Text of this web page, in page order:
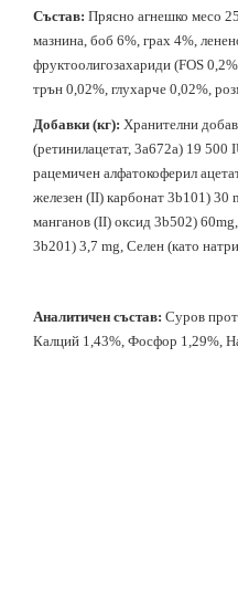
Състав: Прясно агнешко месо
мазнина, боб 6%, грах 4%,
фруктоолигозахариди (FOS
трън 0,02%, глухарче 0,02%,
Добавки (кг): Хранителни
(ретинилацетат, 3a672a) 19
рацемичен алфатокоферил
железен (II) карбонат 3b101) 30
манганов (II) оксид 3b502)
3b201 ) 3,7 mg, Селен (като
Аналитичен състав: Суров
Калций 1,43%, Фосфор 1,29%,